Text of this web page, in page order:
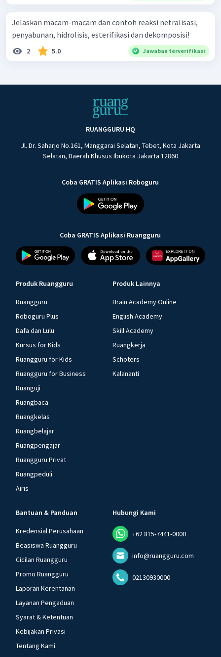
Jelaskan macam-macam dan contoh reaksi netralisasi,
penyabunan, hidrolisis, esterifikasi dan dekomposisi!
2 5.0 Jawaban terverifikasi
RUANGGURU HQ
Jl. Dr. Saharjo No.161, Manggarai Selatan, Tebet, Kota Jakarta
Selatan, Daerah Khusus Ibukota Jakarta 12860
Coba GRATIS Aplikasi Roboguru
Coba GRATIS Aplikasi Ruangguru
Produk Ruangguru
Ruangguru
Roboguru Plus
Dafa dan Lulu
Kursus for Kids
Ruangguru for Kids
Ruangguru for Business
Ruanguji
Ruangbaca
Ruangkelas
Ruangbelajar
Ruangpengajar
Ruangguru Privat
Ruangpeduli
Airis
Produk Lainnya
Brain Academy Online
English Academy
Skill Academy
Ruangkerja
Schoters
Kalananti
Bantuan & Panduan
Kredensial Perusahaan
Beasiswa Ruangguru
Cicilan Ruangguru
Promo Ruangguru
Laporan Kerentanan
Layanan Pengaduan
Syarat & Ketentuan
Kebijakan Privasi
Tentang Kami
Hubungi Kami
+62 815-7441-0000
info@ruangguru.com
02130930000